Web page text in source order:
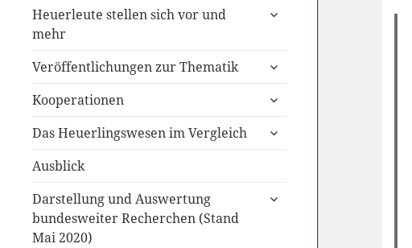
Heuerleute stellen sich vor und
mehr
untermenü
Veröffentlichungen zur Thematik
untermenü
Kooperationen
untermenü
Das Heuerlingswesen im Vergleich
untermenü
Ausblick
Darstellung und Auswertung
bundesweiter Recherchen (Stand
Mai 2020)
untermenü